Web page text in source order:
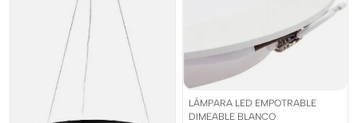
LÁMPARA LED EMPOTRABLE
DIMEABLE BLANCO